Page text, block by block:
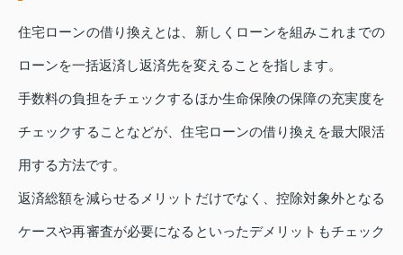
住宅ローンの借り換えとは、新しくローンを組みこれまでの
ローンを一括返済し返済先を変えることを指します。
手数料の負担をチェックするほか生命保険の保障の充実度を
チェックすることなどが、住宅ローンの借り換えを最大限活
用する方法です。
返済総額を減らせるメリットだけでなく、控除対象外となる
ケースや再審査が必要になるといったデメリットもチェック